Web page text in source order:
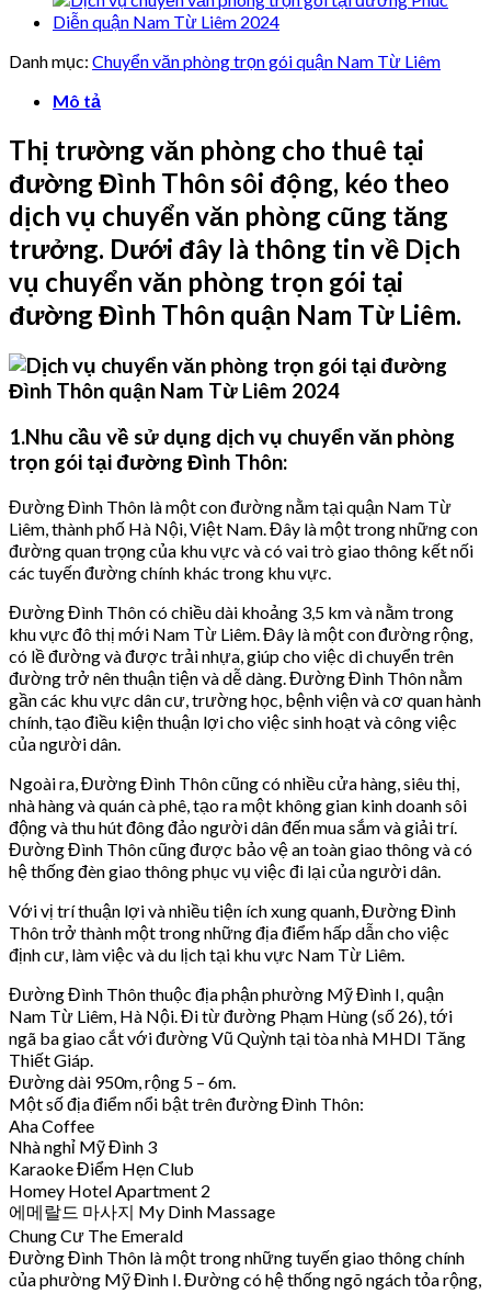
Danh mục: Chuyển văn phòng trọn gói quận Nam Từ Liêm
Mô tả
Thị trường văn phòng cho thuê tại
đường Đình Thôn sôi động, kéo theo
dịch vụ chuyển văn phòng cũng tăng
trưởng. Dưới đây là thông tin về Dịch
vụ chuyển văn phòng trọn gói tại
đường Đình Thôn quận Nam Từ Liêm.
1.Nhu cầu về sử dụng dịch vụ chuyển văn phòng
trọn gói tại đường Đình Thôn:
Đường Đình Thôn là một con đường nằm tại quận Nam Từ
Liêm, thành phố Hà Nội, Việt Nam. Đây là một trong những con
đường quan trọng của khu vực và có vai trò giao thông kết nối
các tuyến đường chính khác trong khu vực.
Đường Đình Thôn có chiều dài khoảng 3,5 km và nằm trong
khu vực đô thị mới Nam Từ Liêm. Đây là một con đường rộng,
có lề đường và được trải nhựa, giúp cho việc di chuyển trên
đường trở nên thuận tiện và dễ dàng. Đường Đình Thôn nằm
gần các khu vực dân cư, trường học, bệnh viện và cơ quan hành
chính, tạo điều kiện thuận lợi cho việc sinh hoạt và công việc
của người dân.
Ngoài ra, Đường Đình Thôn cũng có nhiều cửa hàng, siêu thị,
nhà hàng và quán cà phê, tạo ra một không gian kinh doanh sôi
động và thu hút đông đảo người dân đến mua sắm và giải trí.
Đường Đình Thôn cũng được bảo vệ an toàn giao thông và có
hệ thống đèn giao thông phục vụ việc đi lại của người dân.
Với vị trí thuận lợi và nhiều tiện ích xung quanh, Đường Đình
Thôn trở thành một trong những địa điểm hấp dẫn cho việc
định cư, làm việc và du lịch tại khu vực Nam Từ Liêm.
Đường Đình Thôn thuộc địa phận phường Mỹ Đình I, quận
Nam Từ Liêm, Hà Nội. Đi từ đường Phạm Hùng (số 26), tới
ngã ba giao cắt với đường Vũ Quỳnh tại tòa nhà MHDI Tăng
Thiết Giáp.
Đường dài 950m, rộng 5 – 6m.
Một số địa điểm nổi bật trên đường Đình Thôn:
Aha Coffee
Nhà nghỉ Mỹ Đình 3
Karaoke Điểm Hẹn Club
Homey Hotel Apartment 2
에메랄드 마사지 My Dinh Massage
Chung Cư The Emerald
Đường Đình Thôn là một trong những tuyến giao thông chính
của phường Mỹ Đình I. Đường có hệ thống ngõ ngách tỏa rộng,